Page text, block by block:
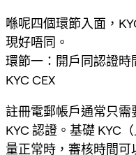
喺呢四個環節入面，
現好唔同。
環節一：開戶同認證時
KYC CEX
註冊電郵帳戶通常只
KYC 認證。基礎 KYC
量正常時，審核時間